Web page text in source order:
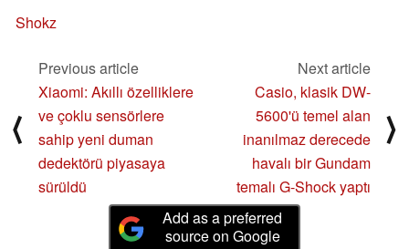
Shokz
⟨
Previous article
Xiaomi: Akıllı özelliklere
ve çoklu sensörlere
sahip yeni duman
dedektörü piyasaya
sürüldü
Next article
Casio, klasik DW-
5600'ü temel alan
inanılmaz derecede
havalı bir Gundam
temalı G-Shock yaptı
⟩
Add as a preferred
source on Google